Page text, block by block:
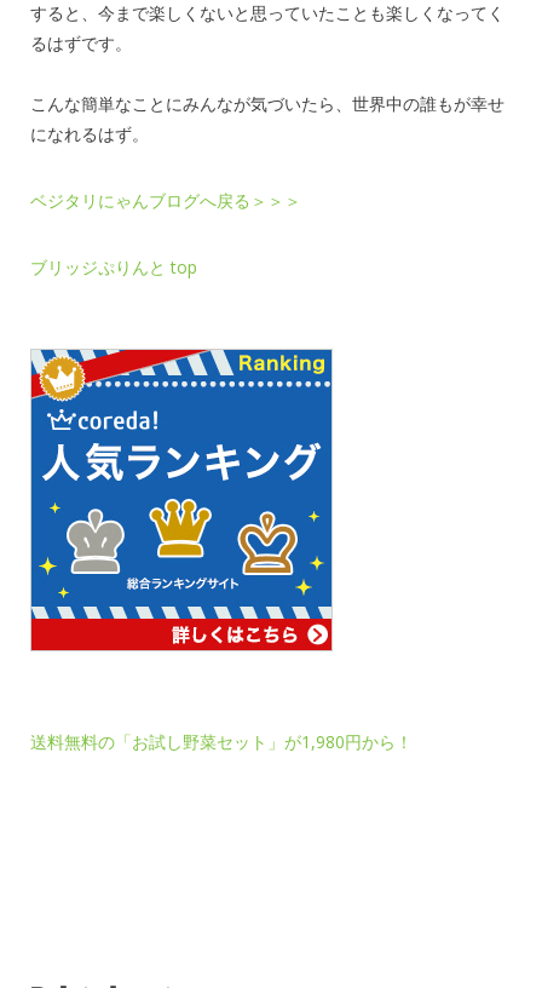
すると、今まで楽しくないと思っていたことも楽しくなってく
るはずです。
こんな簡単なことにみんなが気づいたら、世界中の誰もが幸せ
になれるはず。
ベジタリにゃんブログへ戻る＞＞＞
ブリッジぷりんと top
送料無料の「お試し野菜セット」が1,980円から！